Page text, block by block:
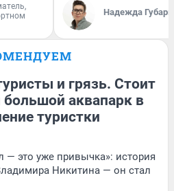
Надежда Губарь
и грязь. Стоит
аквапарк в
туристки
— это уже привычка»: история
Никитина — он стал